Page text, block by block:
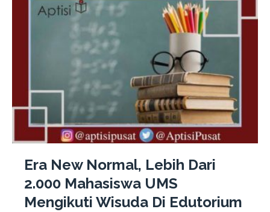
Era New Normal, Lebih Dari
2.000 Mahasiswa UMS
Mengikuti Wisuda Di Edutorium